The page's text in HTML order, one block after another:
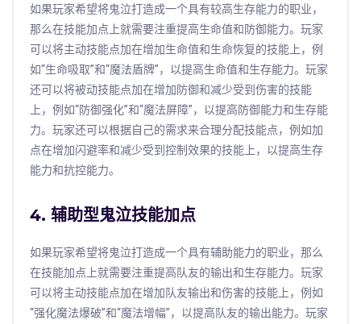
如果玩家希望将鬼泣打造成一个具有较高生存能力的职业，
那么在技能加点上就需要注重提高生命值和防御能力。玩家
可以将主动技能点加在增加生命值和生命恢复的技能上，例
如“生命吸取”和“魔法盾牌”，以提高生命值和生存能力。玩家
还可以将被动技能点加在增加防御和减少受到伤害的技能
上，例如“防御强化”和“魔法屏障”，以提高防御能力和生存能
力。玩家还可以根据自己的需求来合理分配技能点，例如加
点在增加闪避率和减少受到控制效果的技能上，以提高生存
能力和抗控能力。
4. 辅助型鬼泣技能加点
如果玩家希望将鬼泣打造成一个具有辅助能力的职业，那么
在技能加点上就需要注重提高队友的输出和生存能力。玩家
可以将主动技能点加在增加队友输出和伤害的技能上，例如
“强化魔法爆破”和“魔法增幅”，以提高队友的输出能力。玩家